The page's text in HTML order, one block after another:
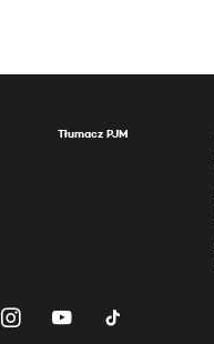
Tłumacz PJM